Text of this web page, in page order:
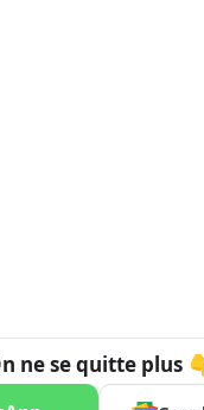
ne se quitte plus